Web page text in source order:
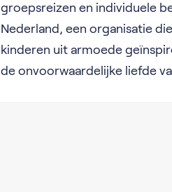
groepsreizen en individuele
Nederland, een organisatie
kinderen uit armoede
de onvoorwaardelijke liefde